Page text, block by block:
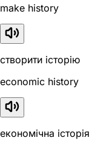
make history
створити історію
economic history
економічна історія